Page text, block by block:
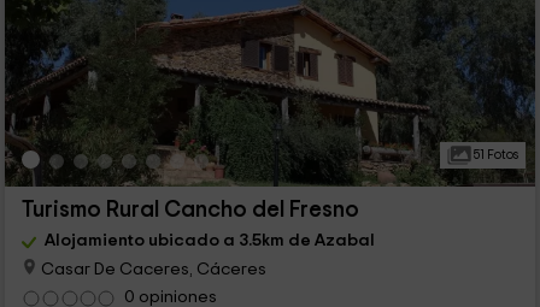
51 Fotos
Turismo Rural Cancho del Fresno
Alojamiento ubicado a 3.5km de Azabal
Casar De Caceres, Cáceres
0 opiniones